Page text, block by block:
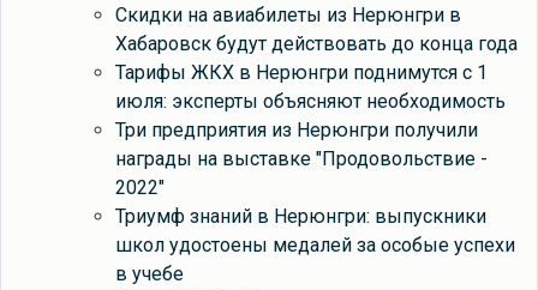
Скидки на авиабилеты из Нерюнгри в
Хабаровск будут действовать до конца года
Тарифы ЖКХ в Нерюнгри поднимутся с 1
июля: эксперты объясняют необходимость
Три предприятия из Нерюнгри получили
награды на выставке "Продовольствие -
2022"
Триумф знаний в Нерюнгри: выпускники
школ удостоены медалей за особые успехи
в учебе